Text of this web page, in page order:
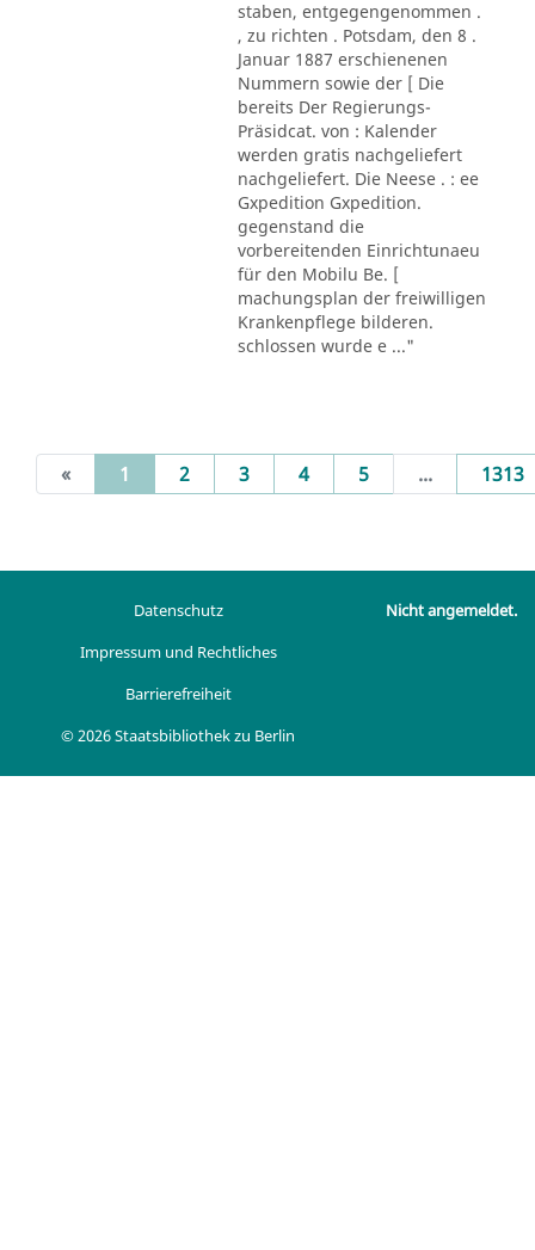
staben, entgegengenommen .
, zu richten . Potsdam, den 8 .
Januar 1887 erschienenen
Nummern sowie der [ Die
bereits Der Regierungs-
Präsidcat. von : Kalender
werden gratis nachgeliefert
nachgeliefert. Die Neese . : ee
Gxpedition Gxpedition.
gegenstand die
vorbereitenden Einrichtunaeu
für den Mobilu Be. [
machungsplan der freiwilligen
Krankenpflege bilderen.
schlossen wurde e ..."
« 1 (current)
2 3 4 5 ... 1313
Datenschutz
Impressum und Rechtliches
Barrierefreiheit
© 2026 Staatsbibliothek zu Berlin
Nicht angemeldet.